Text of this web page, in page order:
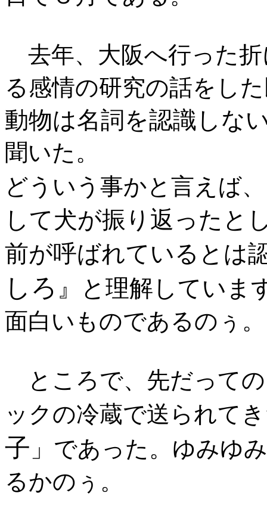
去年、大阪へ行った
る感情の研究の話をし
動物は名詞を認識しな
聞いた。
どういう事かと言えば
して犬が振り返ったと
前が呼ばれているとは
しろ 』と理解していま
面白いものであるのぅ。
ところで、先だって
ックの冷蔵で送られて
子 」であった。ゆみゆ
るかのぅ。